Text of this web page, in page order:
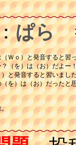
ぱら
Ｗｏ）と発音すると習
（を）は（お）だよー
と発音すると習いまし
を）は（お）だったと